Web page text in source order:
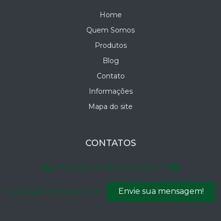
Home
Quem Somos
Produtos
Blog
Contato
Informações
Mapa do site
CONTATOS
(47) 3145-7171 (47) 3145-7171
vendas@luftmaxi.com.br Envie sua mensagem!